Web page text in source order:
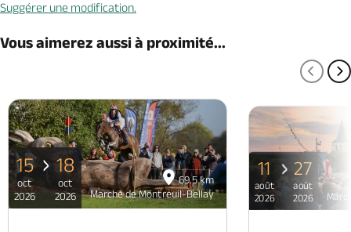
Suggérer une modification.
Vous aimerez aussi à proximité...
69.5 km
Marché de Montreuil-Bellay
15
oct
2026
18
oct
2026
11
août
2026
27
août
2026